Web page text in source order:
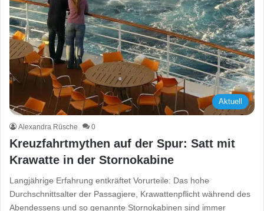
Aktuell
Alexandra Rüsche 0
Kreuzfahrtmythen auf der Spur: Satt mit
Krawatte in der Stornokabine
Langjährige Erfahrung entkräftet Vorurteile: Das hohe
Durchschnittsalter der Passagiere, Krawattenpflicht während des
Abendessens und so genannte Stornokabinen sind immer